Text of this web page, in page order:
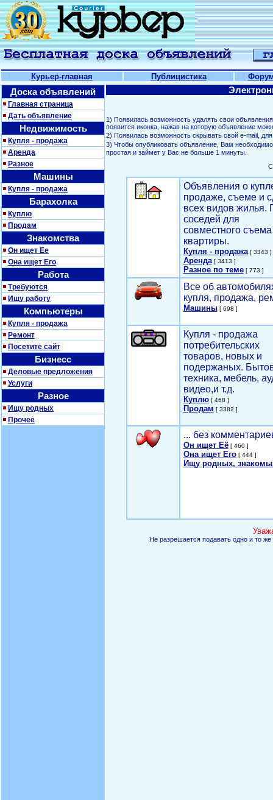
Курьер-главная Публицистика
Доска объявлений
Главная страница
Дать объявление
Недвижимость
Купля - продажа
Аренда
Разное
Машины
Купля - продажа
Барахолка
Куплю
Продам
Знакомства
Он ищет Ее
Она ищет Его
Работа
Требуются
Ищу работу
Компьютеры
Купля - продажа
Ремонт
Посетите сайт
Бизнесс
Деловые предложения
Услуги
Разное
Ищу родных
Прочее
1) Появилась возможность удалять свои
появится иконка, нажав на которую объявление
2) Появилась возможность скрывать свой е-mail,
3) Чтобы опубликовать объявление, Вам
простая и займет у Вас не больше 1 минуты.
Объявления о
продаже, съеме и
всех видов жилья.
соседей для
совместного съема
квартиры.
Купля - продажа[ 3343 ]
Аренда[ 3413 ]
Разное по теме[ 773 ]
Все об
купля, продажа,
Машины[ 698 ]
Купля - продажа
потребительских
товаров, новых и
подержаных.
техника, мебель,
видео,и т.д.
Куплю[ 468 ]
Продам [ 3382 ]
... без
Он ищет Её[ 460 ]
Она ищет Его[ 444 ]
Ищу родных,
Не разрешается подавать одно и то